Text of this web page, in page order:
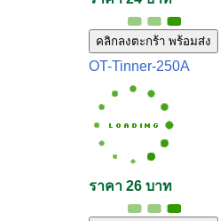
คลิกลงตะกร้า พร้อมส่ง
OT-Tinner-250A
ราคา 26 บาท